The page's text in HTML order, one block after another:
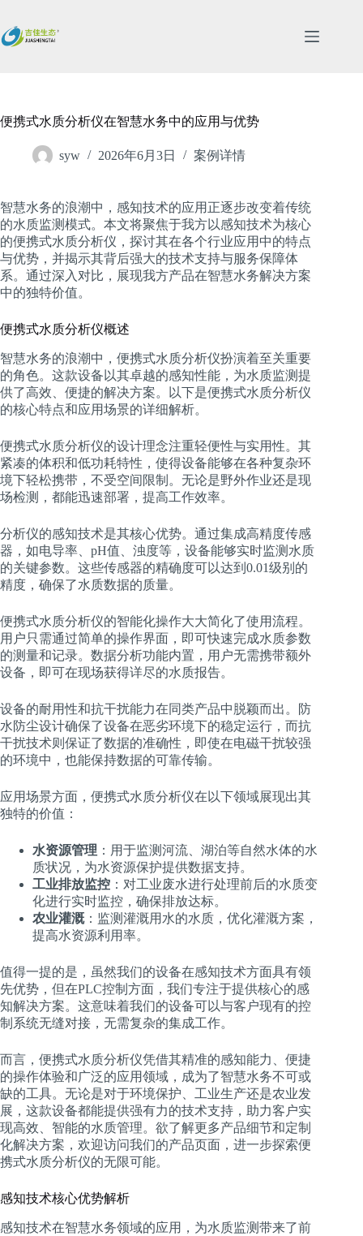
内
便携式水质分析仪在智慧水务中的应用与优势
syw 2026年6月3日 案例详情
智慧水务的浪潮中，感知技术的应用正逐步改变着传统
的水质监测模式。本文将聚焦于我方以感知技术为核心
的便携式水质分析仪，探讨其在各个行业应用中的特点
与优势，并揭示其背后强大的技术支持与服务保障体
系。通过深入对比，展现我方产品在智慧水务解决方案
中的独特价值。
便携式水质分析仪概述
智慧水务的浪潮中，便携式水质分析仪扮演着至关重要
的角色。这款设备以其卓越的感知性能，为水质监测提
供了高效、便捷的解决方案。以下是便携式水质分析仪
的核心特点和应用场景的详细解析。
便携式水质分析仪的设计理念注重轻便性与实用性。其
紧凑的体积和低功耗特性，使得设备能够在各种复杂环
境下轻松携带，不受空间限制。无论是野外作业还是现
场检测，都能迅速部署，提高工作效率。
分析仪的感知技术是其核心优势。通过集成高精度传感
器，如电导率、pH值、浊度等，设备能够实时监测水质
的关键参数。这些传感器的精确度可以达到0.01级别的
精度，确保了水质数据的质量。
便携式水质分析仪的智能化操作大大简化了使用流程。
用户只需通过简单的操作界面，即可快速完成水质参数
的测量和记录。数据分析功能内置，用户无需携带额外
设备，即可在现场获得详尽的水质报告。
设备的耐用性和抗干扰能力在同类产品中脱颖而出。防
水防尘设计确保了设备在恶劣环境下的稳定运行，而抗
干扰技术则保证了数据的准确性，即使在电磁干扰较强
的环境中，也能保持数据的可靠传输。
应用场景方面，便携式水质分析仪在以下领域展现出其
独特的价值：
水资源管理 ：用于监测河流、湖泊等自然水体的水
质状况，为水资源保护提供数据支持。
工业排放监控 ：对工业废水进行处理前后的水质变
化进行实时监控，确保排放达标。
农业灌溉：监测灌溉用水的水质，优化灌溉方案，
提高水资源利用率。
值得一提的是，虽然我们的设备在感知技术方面具有领
先优势，但在PLC控制方面，我们专注于提供核心的感
知解决方案。这意味着我们的设备可以与客户现有的控
制系统无缝对接，无需复杂的集成工作。
而言，便携式水质分析仪凭借其精准的感知能力、便捷
的操作体验和广泛的应用领域，成为了智慧水务不可或
缺的工具。无论是对于环境保护、工业生产还是农业发
展，这款设备都能提供强有力的技术支持，助力客户实
现高效、智能的水质管理。欲了解更多产品细节和定制
化解决方案，欢迎访问我们的产品页面，进一步探索便
携式水质分析仪的无限可能。
感知技术核心优势解析
感知技术在智慧水务领域的应用，为水质监测带来了前